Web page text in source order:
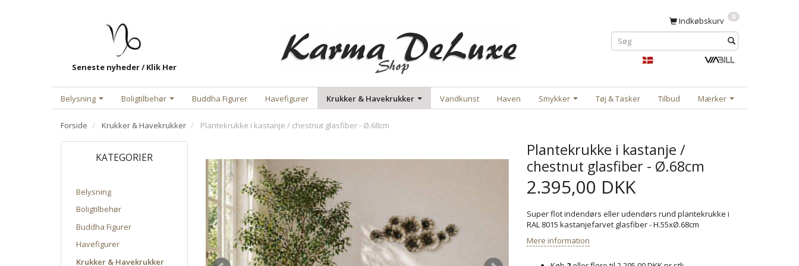
Seneste nyheder / Klik Her
Indkøbskurv 0
Belysning Boligtilbehør Buddha Figurer Havefigurer Krukker & Havekrukker Vandkunst Haven Smykker Tøj & Tasker Tilbud Mærker
Forside Krukker & Havekrukker Plantekrukke i kastanje / chestnut glasfiber - Ø.68cm
KATEGORIER
Belysning
Boligtilbehør
Buddha Figurer
Havefigurer
Krukker & Havekrukker
Plantekrukke i kastanje /
chestnut glasfiber - Ø.68cm
2.395,00 DKK
Super flot indendørs eller udendørs rund plantekrukke i
RAL 8015 kastanjefarvet glasfiber - H.55xØ.68cm
Mere information